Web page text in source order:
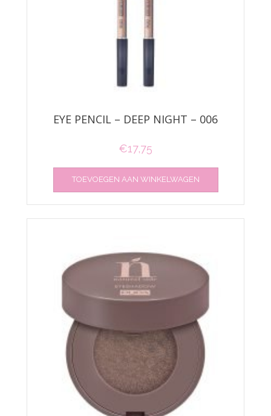
EYE PENCIL – DEEP NIGHT – 006
€17,75
TOEVOEGEN AAN WINKELWAGEN